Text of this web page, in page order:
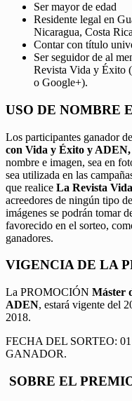
Ser mayor de edad
Residente legal en
Nicaragua, Costa
Contar con título
Ser seguidor de al
Revista Vida y Éxito
o Google+).
USO DE NOMBRE
Los participantes ganador
con Vida y Éxito y ADEN,
nombre e imagen, sea en
sea utilizada en las
que realice La Revista
acreedores de ningún tipo
imágenes se podrán tomar
favorecido en el sorteo,
ganadores.
VIGENCIA DE LA
La PROMOCIÓN Máster
ADEN, estará vigente del
2018.
FECHA DEL SORTEO:
GANADOR.
SOBRE EL